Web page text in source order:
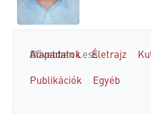
Alapadatok Életrajz
Publikációk
Egyéb
BővebbenLess